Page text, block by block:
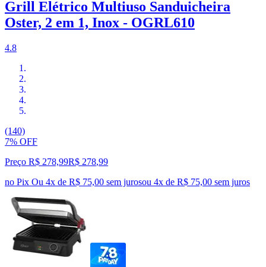
Grill Elétrico Multiuso Sanduicheira
Oster, 2 em 1, Inox - OGRL610
4.8
(140)
7% OFF
Preço R$ 278,99R$ 278,99
no Pix Ou 4x de R$ 75,00 sem jurosou 4x de R$ 75,00 sem juros